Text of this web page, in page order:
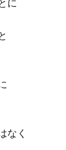
なく